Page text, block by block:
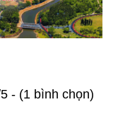
- (1 bình chọn)